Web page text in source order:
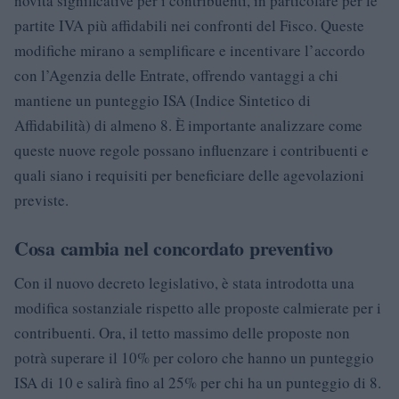
partite IVA più affidabili nei confronti del Fisco. Queste
modifiche mirano a semplificare e incentivare l’accordo
con l’Agenzia delle Entrate, offrendo vantaggi a chi
mantiene un punteggio ISA (Indice Sintetico di
Affidabilità) di almeno 8. È importante analizzare come
queste nuove regole possano influenzare i contribuenti e
quali siano i requisiti per beneficiare delle agevolazioni
previste.
Cosa cambia nel concordato preventivo
Con il nuovo decreto legislativo, è stata introdotta una
modifica sostanziale rispetto alle proposte calmierate per i
contribuenti. Ora, il tetto massimo delle proposte non
potrà superare il 10% per coloro che hanno un punteggio
ISA di 10 e salirà fino al 25% per chi ha un punteggio di 8.